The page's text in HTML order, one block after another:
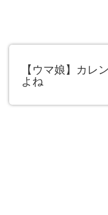
【ウマ娘】カレ
よね